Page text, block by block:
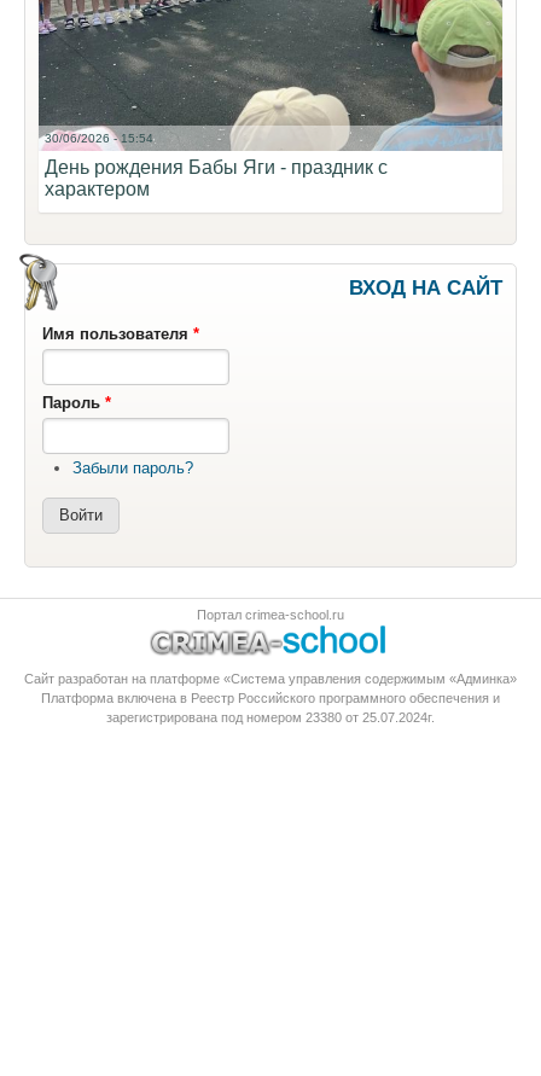
30/06/2026 - 15:54
День рождения Бабы Яги - праздник с
характером
ВХОД НА САЙТ
Имя пользователя *
Пароль *
Забыли пароль?
Портал crimea-school.ru
Сайт разработан на платформе «Система управления содержимым «Админка»
Платформа включена в Реестр Российского программного обеспечения и
зарегистрирована под номером 23380 от 25.07.2024г.